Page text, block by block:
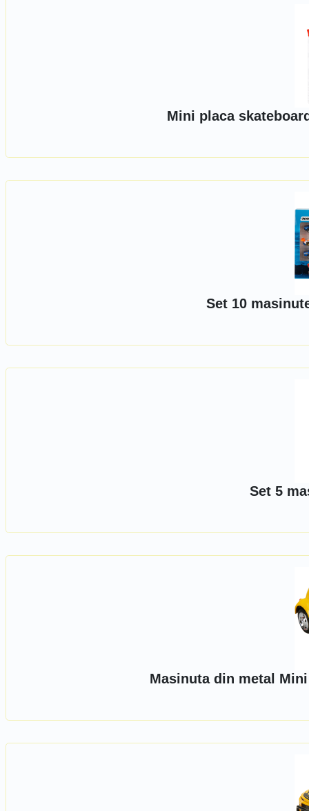
Mini placa
Set 10
Set 5
Masinuta din metal